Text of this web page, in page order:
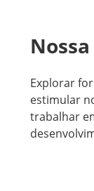
Explorar
estimular
trabalhar